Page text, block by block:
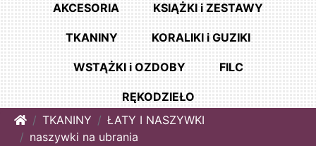
AKCESORIA KSIĄŻKI i ZESTAWY
TKANINY KORALIKI i GUZIKI
WSTĄŻKI i OZDOBY FILC
RĘKODZIEŁO
HomeTKANINY
ŁATY I NASZYWKI
naszywki na ubrania